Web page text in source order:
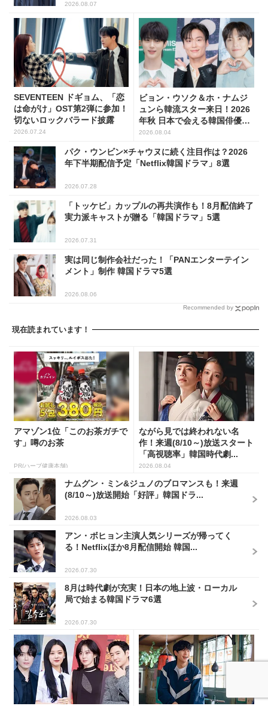
2026.08.07
SEVENTEEN ドギョム、「恋
は命がけ」OST第2弾に参加！
切ないロックバラード披露
2026.07.24
ビョン・ウソク＆ホ・ナムジ
ュンら韓流スター来日！2026
年秋 日本で会える韓国俳優10
人
2026.08.04
パク・ウンビン×チャウヌに続く注目作は？2026
年下半期配信予定「Netflix韓国ドラマ」8選
2026.07.28
「トッケビ」カップルの再共演作も！8月配信終了
実力派キャストが贈る「韓国ドラマ」5選
2026.07.31
実は同じ制作会社だった！「PANエンターテイン
メント」制作 韓国ドラマ5選
2026.08.06
Recommended by
現在読まれています！
アマゾン1位「このお茶ガチで
す」噂のお茶
PR(ハーブ健康本舗)
ながら見では終われない名
作！来週(8/10～)放送スタート
「高視聴率」韓国時代劇...
2026.08.04
ナムグン・ミン&ジュノのブロマンスも！来週
(8/10～)放送開始「好評」韓国ドラ...
2026.08.03
アン・ボヒョン主演人気シリーズが帰ってく
る！Netflixほか8月配信開始 韓国...
2026.07.30
8月は時代劇が充実！日本の地上波・ローカル
局で始まる韓国ドラマ6選
2026.07.30